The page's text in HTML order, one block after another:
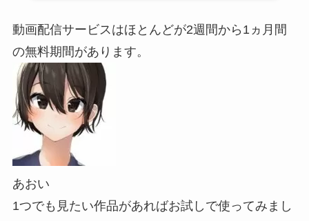
動画配信サービスはほとんどが2週間から1ヵ月間
の無料期間があります。
あおい
1つでも見たい作品があればお試しで使ってみまし